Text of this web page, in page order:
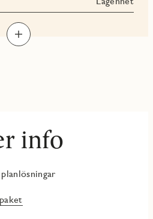
info